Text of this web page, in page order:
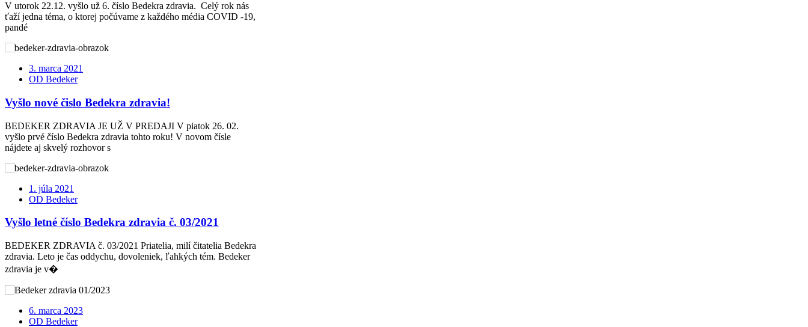
V utorok 22.12. vyšlo už 6. číslo Bedekra zdravia. Celý rok nás
ťaží jedna téma, o ktorej počúvame z každého média COVID -19,
pandé
3. marca 2021
OD Bedeker
Vyšlo nové čislo Bedekra zdravia!
BEDEKER ZDRAVIA JE UŽ V PREDAJI V piatok 26. 02.
vyšlo prvé číslo Bedekra zdravia tohto roku! V novom čísle
nájdete aj skvelý rozhovor s
1. júla 2021
OD Bedeker
Vyšlo letné číslo Bedekra zdravia č. 03/2021
BEDEKER ZDRAVIA č. 03/2021 Priatelia, milí čitatelia Bedekra
zdravia. Leto je čas oddychu, dovoleniek, ľahkých tém. Bedeker
zdravia je v�
6. marca 2023
OD Bedeker